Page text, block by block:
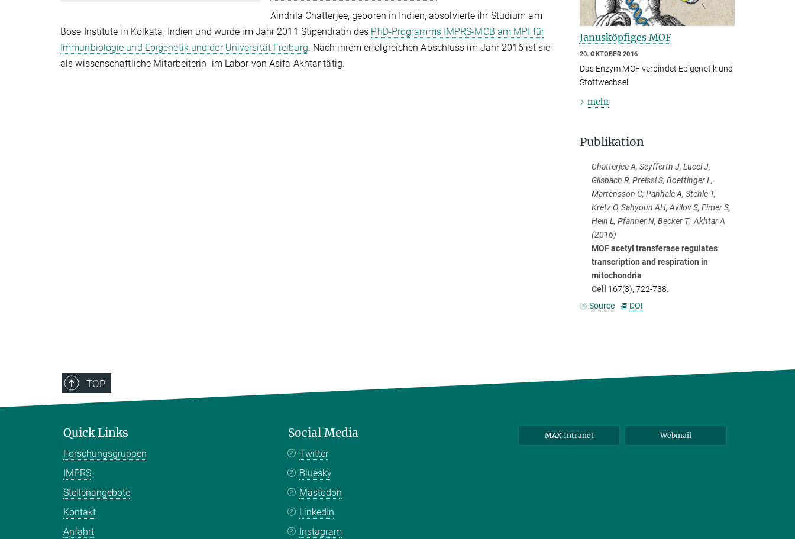
Aindrila Chatterjee, geboren in Indien, absolvierte ihr Studium am
Bose Institute in Kolkata, Indien und wurde im Jahr 2011 Stipendiatin des PhD-Programms IMPRS-MCB am MPI für
Immunbiologie und Epigenetik und der Universität Freiburg. Nach ihrem erfolgreichen Abschluss im Jahr 2016 ist sie
als wissenschaftliche Mitarbeiterin im Labor von Asifa Akhtar tätig.
Janusköpfiges MOF
20. OKTOBER 2016
Das Enzym MOF verbindet Epigenetik und
Stoffwechsel
mehr
Publikation
Chatterjee A, Seyfferth J, Lucci J,
Gilsbach R, Preissl S, Boettinger L,
Martensson C, Panhale A, Stehle T,
Kretz O, Sahyoun AH, Avilov S, Eimer S,
Hein L, Pfanner N, Becker T, Akhtar A
(2016)
MOF acetyl transferase regulates
transcription and respiration in
mitochondria
Cell 167(3), 722-738.
Source
DOI
TOP
Quick Links
Forschungsgruppen
IMPRS
Stellenangebote
Kontakt
Anfahrt
Social Media
Twitter
Bluesky
Mastodon
LinkedIn
Instagram
MAX Intranet Webmail